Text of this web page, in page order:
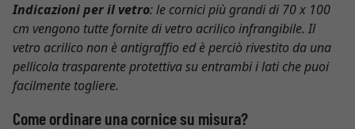
Indicazioni per il vetro: le cornici più grandi di 70 x 100
cm vengono tutte fornite di vetro acrilico infrangibile. Il
vetro acrilico non è antigraffio ed è perciò rivestito da una
pellicola trasparente protettiva su entrambi i lati che puoi
facilmente togliere.
Come ordinare una cornice su misura?